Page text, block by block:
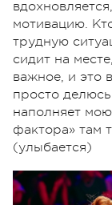
мотивацию.
трудную
сидит на
важное, и это
просто
наполняет
фактора» там
(улыбается)